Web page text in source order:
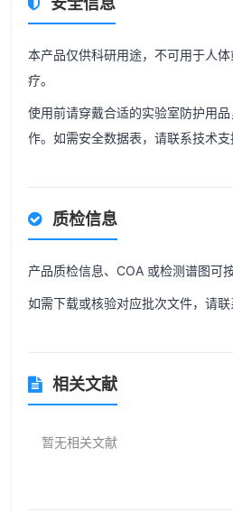
本产品仅供科研用途，不可用于人
疗。
使用前请穿戴合适的实验室防护用品
作。如需安全数据表，请联系技术支
质检信息
产品质检信息、COA 或检测谱图可
如需下载或核验对应批次文件，请联
相关文献
暂无相关文献